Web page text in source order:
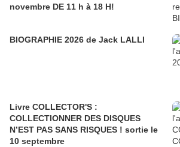
novembre DE 11 h à 18 H!
BIOGRAPHIE 2026 de Jack LALLI
Livre COLLECTOR'S :
COLLECTIONNER DES DISQUES
N’EST PAS SANS RISQUES ! sortie le
10 septembre